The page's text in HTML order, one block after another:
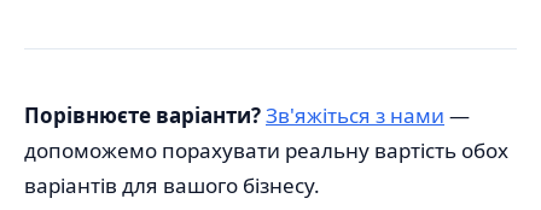
Порівнюєте варіанти?Зв'яжіться з нами —
допоможемо порахувати реальну вартість обох
варіантів для вашого бізнесу.